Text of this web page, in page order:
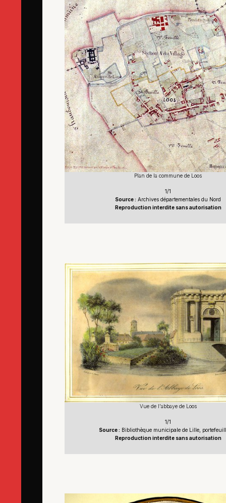
Plan de la commune de Loos
1/1
Source : Archives départementales du Nord
Reproduction interdite sans autorisation
Vue de l'abbaye de Loos
1/1
Source : Bibliothèque municipale de Lille,
Reproduction interdite sans autorisation